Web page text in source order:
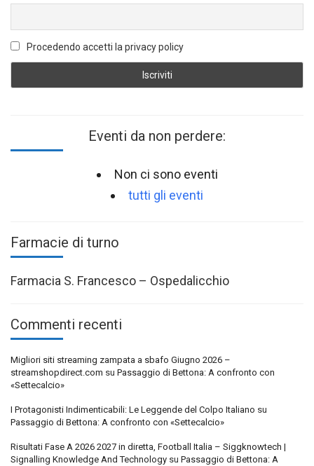
Procedendo accetti la privacy policy
Eventi da non perdere:
Non ci sono eventi
tutti gli eventi
Farmacie di turno
Farmacia S. Francesco – Ospedalicchio
Commenti recenti
Migliori siti streaming zampata a sbafo Giugno 2026 –
streamshopdirect.com su Passaggio di Bettona: A confronto con
«Settecalcio»
I Protagonisti Indimenticabili: Le Leggende del Colpo Italiano su
Passaggio di Bettona: A confronto con «Settecalcio»
Risultati Fase A 2026 2027 in diretta, Football Italia – Siggknowtech |
Signalling Knowledge And Technology su Passaggio di Bettona: A